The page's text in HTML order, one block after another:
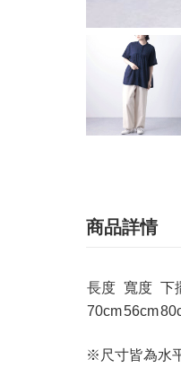
商品詳情
長度 寬度 下
70cm56cm
※尺寸皆為水